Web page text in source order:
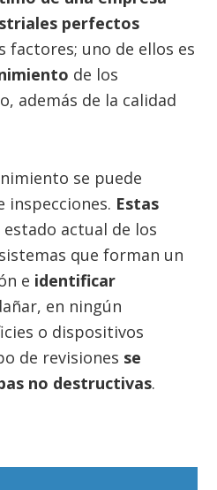
perfectos
factores; uno de ellos es
de los
además de la calidad
se puede
inspecciones. Estas
estado actual de los
que forman un
e identificar
en ningún
o dispositivos
de revisiones se
no destructivas.